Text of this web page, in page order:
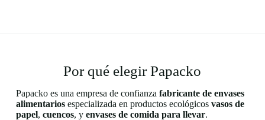
Por qué elegir Papacko
Papacko es una empresa de confianza fabricante de envases
alimentariosespecializada en productos ecológicos vasos de
papel, cuencos, y envases de comida para llevar.